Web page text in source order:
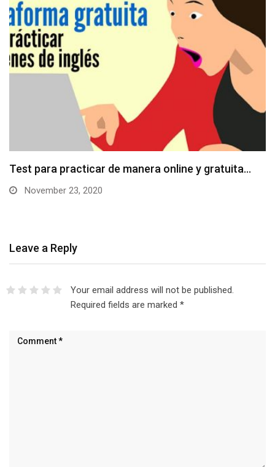
Test para practicar de manera online y gratuita…
November 23, 2020
Leave a Reply
Your email address will not be published.
Required fields are marked *